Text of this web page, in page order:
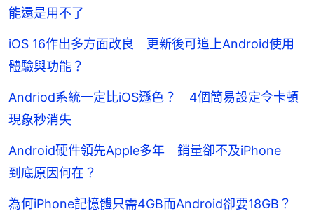
能還是用不了
iOS 16作出多方面改良 更新後可追上Android使用
體驗與功能？
Andriod系統一定比iOS遜色？ 4個簡易設定令卡頓
現象秒消失
Android硬件領先Apple多年 銷量卻不及iPhone
到底原因何在？
為何iPhone記憶體只需4GB而Android卻要18GB？